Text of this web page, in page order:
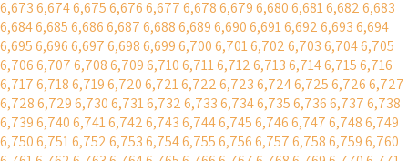
6,6736,6746,6756,6766,6776,6786,6796,6806,6816,6826,683
6,6846,6856,6866,6876,6886,6896,6906,6916,6926,6936,694
6,6956,6966,6976,6986,6996,7006,7016,7026,7036,7046,705
6,7066,7076,7086,7096,7106,7116,7126,7136,7146,7156,716
6,7176,7186,7196,7206,7216,7226,7236,7246,7256,7266,727
6,7286,7296,7306,7316,7326,7336,7346,7356,7366,7376,738
6,7396,7406,7416,7426,7436,7446,7456,7466,7476,7486,749
6,7506,7516,7526,7536,7546,7556,7566,7576,7586,7596,760